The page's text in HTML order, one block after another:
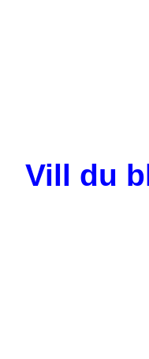
Vill du